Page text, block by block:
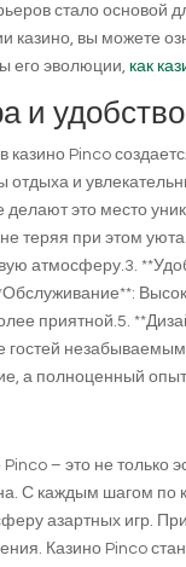
стало основой
казино, вы можете
его эволюции, как
и удобство
казино Pinco
отдыха и
делают это место
теряя при этом
атмосферу.3.
приятной.5.
а полноценный
– это не только
С каждым шагом по
азартных игр.
Казино Pinco